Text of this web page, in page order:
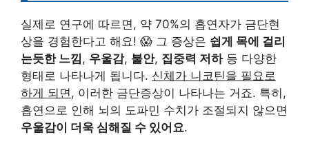
실제로 연구에 따르면, 약 70%의 흡연자가 금단현
상을 경험한다고 해요! 😱 그 증상은 쉽게 목에 걸리
는듯한 느낌, 우울감, 불안, 집중력 저하등 다양한
형태로 나타나게 됩니다. 신체가 니코틴을 필요로
하게 되면, 이러한 금단증상이 나타나는 거죠. 특히,
흡연으로 인해 뇌의 도파민 수치가 조절되지 않으면
우울감이 더욱 심해질 수 있어요.